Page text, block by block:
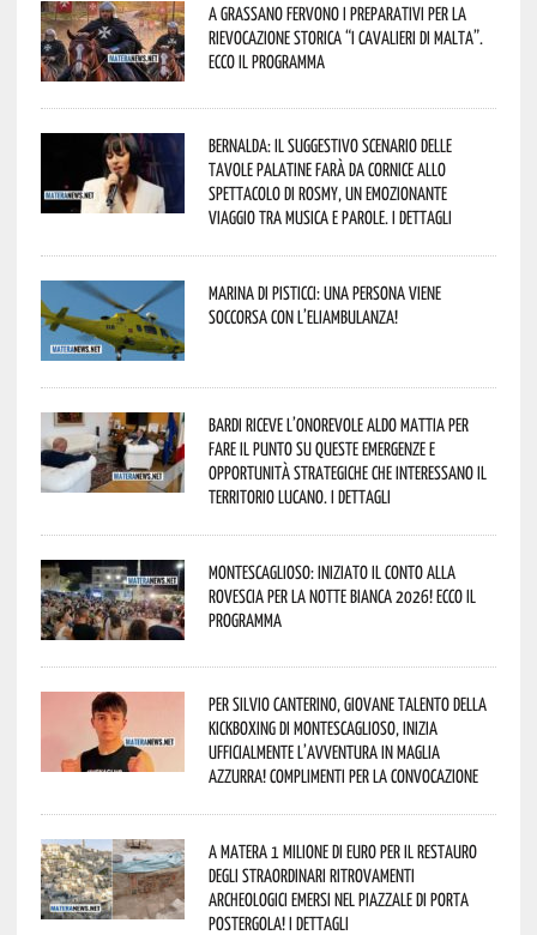
A Grassano fervono i preparativi per la
Rievocazione Storica “I CAVALIERI DI MALTA”.
Ecco il programma
Bernalda: il suggestivo scenario delle
Tavole Palatine farà da cornice allo
spettacolo di Rosmy, un emozionante
viaggio tra musica e parole. I dettagli
Marina di Pisticci: una persona viene
soccorsa con l’eliambulanza!
Bardi riceve l’onorevole Aldo Mattia per
fare il punto su queste emergenze e
opportunità strategiche che interessano il
territorio lucano. I dettagli
Montescaglioso: iniziato il conto alla
rovescia per la Notte Bianca 2026! Ecco il
programma
Per Silvio Canterino, giovane talento della
kickboxing di Montescaglioso, inizia
ufficialmente l’avventura in maglia
azzurra! Complimenti per la convocazione
A Matera 1 milione di euro per il restauro
degli straordinari ritrovamenti
archeologici emersi nel piazzale di Porta
Postergola! I dettagli